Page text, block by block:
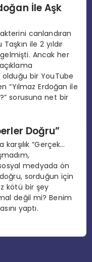
İle Aşk
canlandıran
ile 2 yıldır
Ancak her
olduğu bir YouTube
“Yılmaz Erdoğan ile
sorusuna net bir
Doğru”
“Gerçek…
medyada ön
sorduğun için
kötü bir şey
değil mi? Benim
yaptı.